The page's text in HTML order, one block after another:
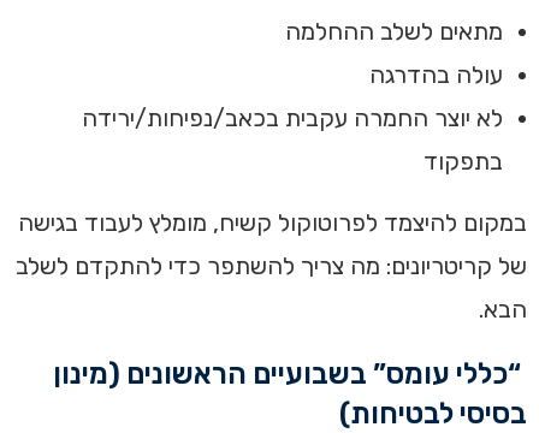
מתאים לשלב ההחלמה
עולה בהדרגה
לא יוצר החמרה עקבית בכאב/נפיחות/ירידה
בתפקוד
במקום להיצמד לפרוטוקול קשיח, מומלץ לעבוד בגישה
של קריטריונים: מה צריך להשתפר כדי להתקדם לשלב
הבא.
“כללי עומס” בשבועיים הראשונים (מינון
בסיסי לבטיחות)